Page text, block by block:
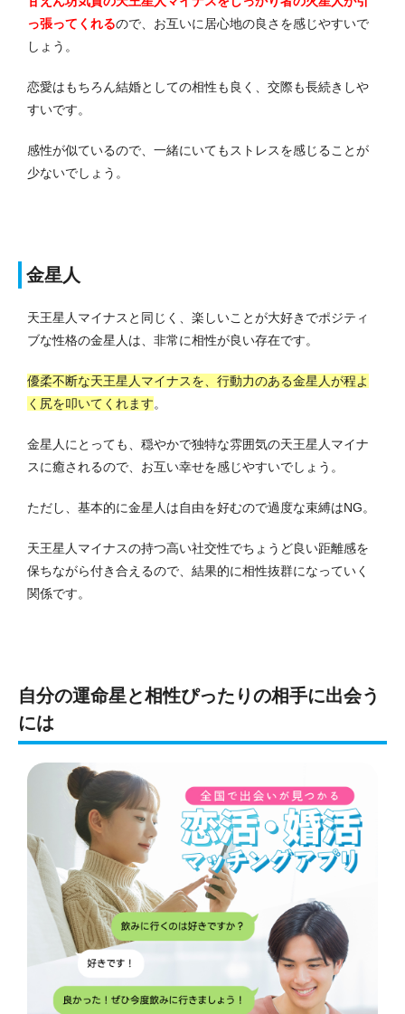
っ張ってくれるので、お互いに居心地の良さを感じやすいで
しょう。
恋愛はもちろん結婚としての相性も良く、交際も長続きしや
すいです。
感性が似ているので、一緒にいてもストレスを感じることが
少ないでしょう。
金星人
天王星人マイナスと同じく、楽しいことが大好きでポジティ
ブな性格の金星人は、非常に相性が良い存在です。
優柔不断な天王星人マイナスを、行動力のある金星人が程よ
く尻を叩いてくれます。
金星人にとっても、穏やかで独特な雰囲気の天王星人マイナ
スに癒されるので、お互い幸せを感じやすいでしょう。
ただし、基本的に金星人は自由を好むので過度な束縛はNG。
天王星人マイナスの持つ高い社交性でちょうど良い距離感を
保ちながら付き合えるので、結果的に相性抜群になっていく
関係です。
自分の運命星と相性ぴったりの相手に出会う
には